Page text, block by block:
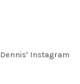
Dennis‘ Instagram